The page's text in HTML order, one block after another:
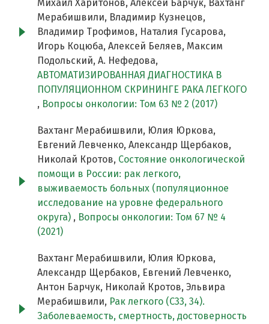
Михаил Харитонов, Алексей Барчук, Вахтанг
Мерабишвили, Владимир Кузнецов,
Владимир Трофимов, Наталия Гусарова,
Игорь Коцюба, Алексей Беляев, Максим
Подольский, А. Нефедова,
АВТОМАТИЗИРОВАННАЯ ДИАГНОСТИКА В
ПОПУЛЯЦИОННОМ СКРИНИНГЕ РАКА ЛЕГКОГО
, Вопросы онкологии: Том 63 № 2 (2017)
Вахтанг Мерабишвили, Юлия Юркова,
Евгений Левченко, Александр Щербаков,
Николай Кротов, Состояние онкологической
помощи в России: рак легкого,
выживаемость больных (популяционное
исследование на уровне федерального
округа) , Вопросы онкологии: Том 67 № 4
(2021)
Вахтанг Мерабишвили, Юлия Юркова,
Александр Щербаков, Евгений Левченко,
Антон Барчук, Николай Кротов, Эльвира
Мерабишвили, Рак легкого (С33, 34).
Заболеваемость, смертность, достоверность